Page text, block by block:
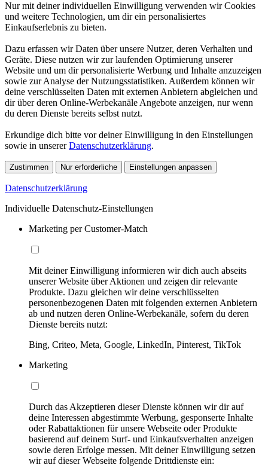
Nur mit deiner individuellen Einwilligung verwenden wir Cookies
und weitere Technologien, um dir ein personalisiertes
Einkaufserlebnis zu bieten.
Dazu erfassen wir Daten über unsere Nutzer, deren Verhalten und
Geräte. Diese nutzen wir zur laufenden Optimierung unserer
Website und um dir personalisierte Werbung und Inhalte anzuzeigen
sowie zur Analyse der Nutzungsstatistiken. Außerdem können wir
deine verschlüsselten Daten mit externen Anbietern abgleichen und
dir über deren Online-Werbekanäle Angebote anzeigen, nur wenn
du deren Dienste bereits selbst nutzt.
Erkundige dich bitte vor deiner Einwilligung in den Einstellungen
sowie in unsererDatenschutzerklärung.
Zustimmen Nur erforderliche Einstellungen anpassen
Datenschutzerklärung
Individuelle Datenschutz-Einstellungen
Marketing per Customer-Match
Mit deiner Einwilligung informieren wir dich auch abseits
unserer Website über Aktionen und zeigen dir relevante
Produkte. Dazu gleichen wir deine verschlüsselten
personenbezogenen Daten mit folgenden externen Anbietern
ab und nutzen deren Online-Werbekanäle, sofern du deren
Dienste bereits nutzt:
Bing, Criteo, Meta, Google, LinkedIn, Pinterest, TikTok
Marketing
Durch das Akzeptieren dieser Dienste können wir dir auf
deine Interessen abgestimmte Werbung, gesponserte Inhalte
oder Rabattaktionen für unsere Webseite oder Produkte
basierend auf deinem Surf- und Einkaufsverhalten anzeigen
sowie deren Erfolge messen. Mit deiner Einwilligung setzen
wir auf dieser Webseite folgende Drittdienste ein: